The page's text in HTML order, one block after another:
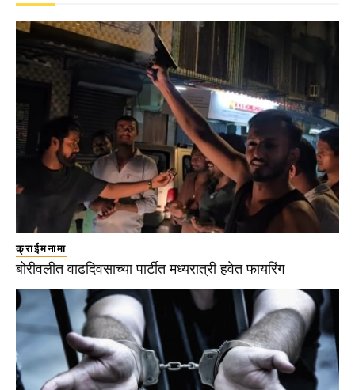
क्राईमनामा
बोरीवलीत वाढदिवसाच्या पार्टीत मध्यरात्री हवेत फायरिंग